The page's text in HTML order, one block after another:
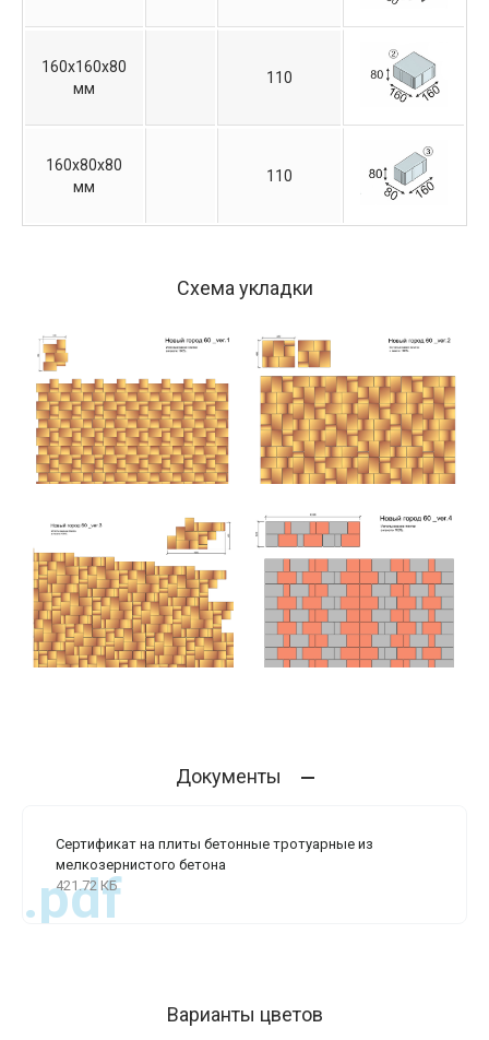
160х160х80
мм
110
160х80х80
мм
110
Схема укладки
Документы
Сертификат на плиты бетонные тротуарные из
мелкозернистого бетона
421.72 КБ
.pdf
Варианты цветов